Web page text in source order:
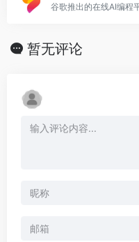
谷歌推出的在线AI编程
暂无评论